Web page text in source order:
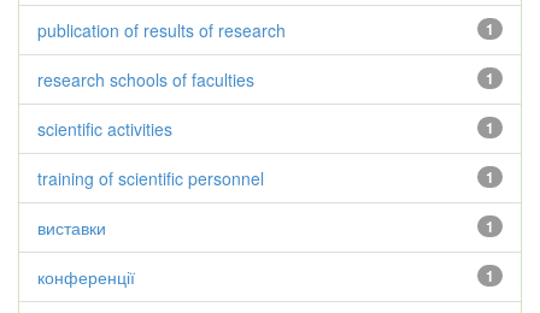
1
publication of results of research
1
research schools of faculties
1
scientific activities
1
training of scientific personnel
1
виставки
1
конференції